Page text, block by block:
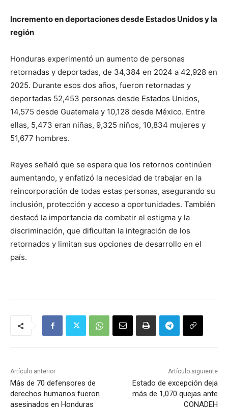
Incremento en deportaciones desde Estados Unidos y la
región
Honduras experimentó un aumento de personas
retornadas y deportadas, de 34,384 en 2024 a 42,928 en
2025. Durante esos dos años, fueron retornadas y
deportadas 52,453 personas desde Estados Unidos,
14,575 desde Guatemala y 10,128 desde México. Entre
ellas, 5,473 eran niñas, 9,325 niños, 10,834 mujeres y
51,677 hombres.
Reyes señaló que se espera que los retornos continúen
aumentando, y enfatizó la necesidad de trabajar en la
reincorporación de todas estas personas, asegurando su
inclusión, protección y acceso a oportunidades. También
destacó la importancia de combatir el estigma y la
discriminación, que dificultan la integración de los
retornados y limitan sus opciones de desarrollo en el
país.
Artículo anterior
Más de 70 defensores de
derechos humanos fueron
asesinados en Honduras
Artículo siguiente
Estado de excepción deja
más de 1,070 quejas ante
CONADEH